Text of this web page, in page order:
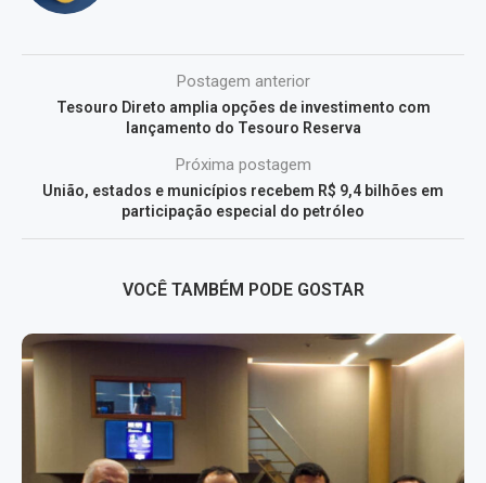
Postagem anterior
Tesouro Direto amplia opções de investimento com
lançamento do Tesouro Reserva
Próxima postagem
União, estados e municípios recebem R$ 9,4 bilhões em
participação especial do petróleo
VOCÊ TAMBÉM PODE GOSTAR